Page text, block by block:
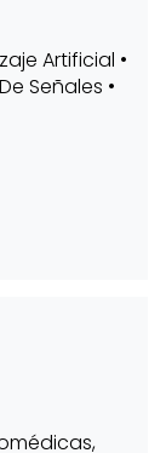
Artificial •
Señales •